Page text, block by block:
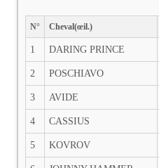
N° Cheval(œil.)
1 DARING PRINCE
2 POSCHIAVO
3 AVIDE
4 CASSIUS
5 KOVROV